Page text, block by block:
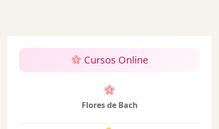
Cursos Online
Flores de Bach